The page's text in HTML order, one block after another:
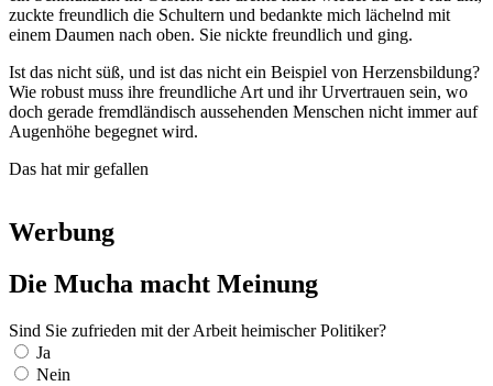
zuckte freundlich die Schultern und bedankte mich lächelnd mit
einem Daumen nach oben. Sie nickte freundlich und ging.
Ist das nicht süß, und ist das nicht ein Beispiel von Herzensbildung?
Wie robust muss ihre freundliche Art und ihr Urvertrauen sein, wo
doch gerade fremdländisch aussehenden Menschen nicht immer auf
Augenhöhe begegnet wird.
Das hat mir gefallen
Werbung
Die Mucha macht Meinung
Sind Sie zufrieden mit der Arbeit heimischer Politiker?
Auswahlmöglichkeiten
Ja
Nein